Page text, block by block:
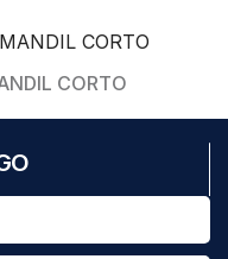
CORTO